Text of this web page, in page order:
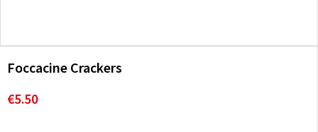
Foccacine Crackers
€5.50